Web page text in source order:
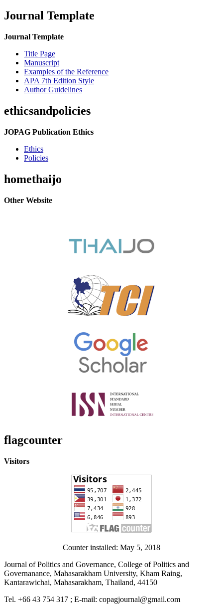
Journal Template
Journal Template
Title Page
Manuscript
Examples of the Reference
APA 7th Edition Style
Author Guidelines
ethicsandpolicies
JOPAG Publication Ethics
Ethics
Policies
homethaijo
Other Website
flagcounter
Visitors
Counter installed: May 5, 2018
Journal of Politics and Governance, College of Politics and
Governanance, Mahasarakham University, Kham Raing,
Kantarawichai, Mahasarakham, Thailand, 44150
Tel. +66 43 754 317 ; E-mail: copagjournal@gmail.com